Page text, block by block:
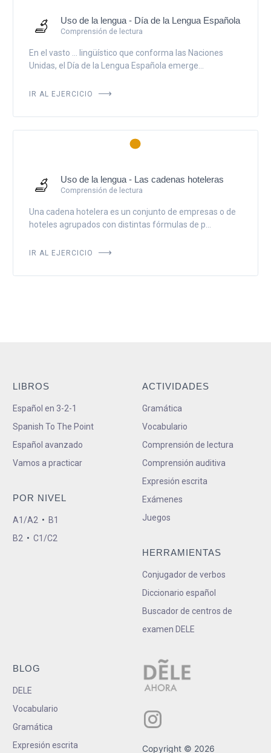
Uso de la lengua - Día de la Lengua Española
Comprensión de lectura
En el vasto ... lingüístico que conforma las Naciones
Unidas, el Día de la Lengua Española emerge...
IR AL EJERCICIO
Uso de la lengua - Las cadenas hoteleras
Comprensión de lectura
Una cadena hotelera es un conjunto de empresas o de
hoteles agrupados con distintas fórmulas de p...
IR AL EJERCICIO
LIBROS
Español en 3-2-1
Spanish To The Point
Español avanzado
Vamos a practicar
POR NIVEL
A1/A2 • B1
B2 • C1/C2
ACTIVIDADES
Gramática
Vocabulario
Comprensión de lectura
Comprensión auditiva
Expresión escrita
Exámenes
Juegos
HERRAMIENTAS
Conjugador de verbos
Diccionario español
Buscador de centros de
examen DELE
BLOG
DELE
Vocabulario
Gramática
Expresión escrita
Copyright © 2026